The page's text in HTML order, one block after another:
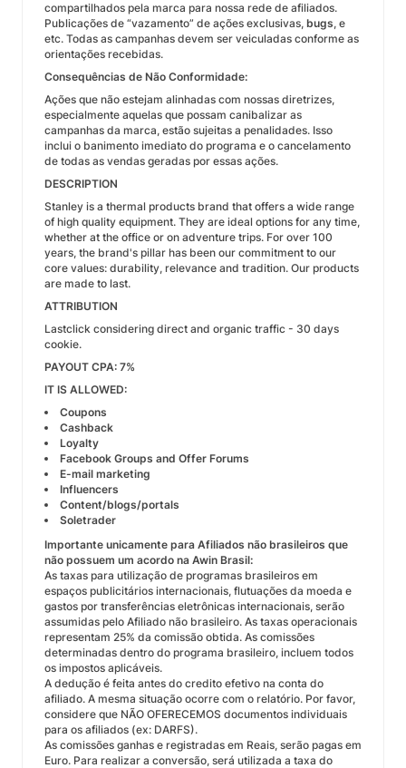
compartilhados pela marca para nossa rede de afiliados.
Publicações de “vazamento” de ações exclusivas, bugs, e
etc. Todas as campanhas devem ser veiculadas conforme as
orientações recebidas.
Consequências de Não Conformidade:
Ações que não estejam alinhadas com nossas diretrizes,
especialmente aquelas que possam canibalizar as
campanhas da marca, estão sujeitas a penalidades. Isso
inclui o banimento imediato do programa e o cancelamento
de todas as vendas geradas por essas ações.
​DESCRIPTION
Stanley is a thermal products brand that offers a wide range
of high quality equipment. They are ideal options for any time,
whether at the office or on adventure trips. For over 100
years, the brand's pillar has been our commitment to our
core values: durability, relevance and tradition. Our products
are made to last.
ATTRIBUTION
Lastclick considering direct and organic traffic - 30 days
cookie.
PAYOUT CPA: 7%
IT IS ALLOWED:
Coupons
Cashback
Loyalty
Facebook Groups and Offer Forums
E-mail marketing
Influencers
Content/blogs/portals​
Soletrader
​​Importante unicamente para Afiliados não brasileiros que
não possuem um acordo na Awin Brasil:
As taxas para utilização de programas brasileiros em
espaços publicitários internacionais, flutuações da moeda e
gastos por transferências eletrônicas internacionais, serão
assumidas pelo Afiliado não brasileiro. As taxas operacionais
representam 25% da comissão obtida. As comissões
determinadas dentro do programa brasileiro, incluem todos
os impostos aplicáveis.
A dedução é feita antes do credito efetivo na conta do
afiliado. A mesma situação ocorre com o relatório. Por favor,
considere que NÃO OFERECEMOS documentos individuais
para os afiliados (ex: DARFS).
As comissões ganhas e registradas em Reais, serão pagas em
Euro. Para realizar a conversão, será utilizada a taxa do